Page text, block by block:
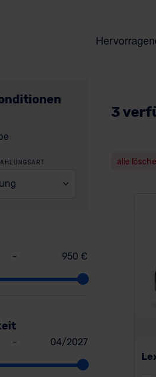
- 950 €
- 04/2027
3
alle